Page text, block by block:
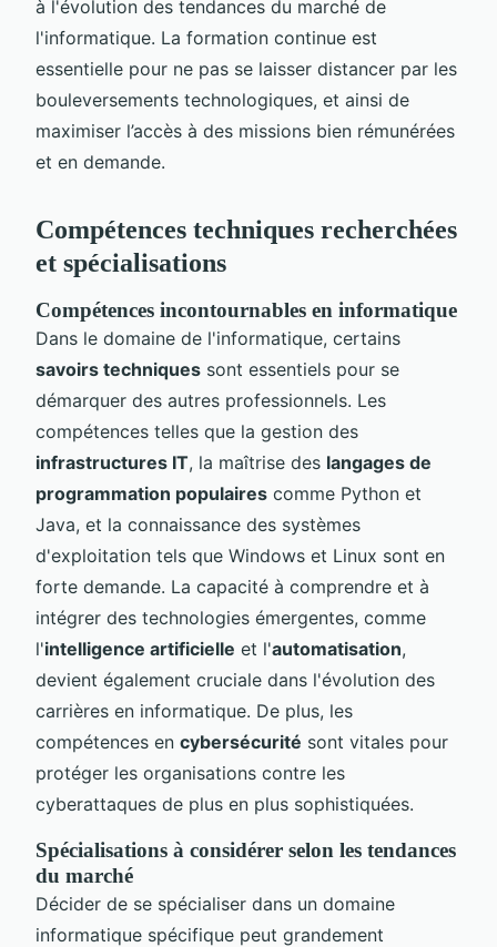
à l'évolution des tendances du marché de
l'informatique. La formation continue est
essentielle pour ne pas se laisser distancer par les
bouleversements technologiques, et ainsi de
maximiser l’accès à des missions bien rémunérées
et en demande.
Compétences techniques recherchées
et spécialisations
Compétences incontournables en informatique
Dans le domaine de l'informatique, certains
savoirs techniques sont essentiels pour se
démarquer des autres professionnels. Les
compétences telles que la gestion des
infrastructures IT, la maîtrise des langages de
programmation populaires comme Python et
Java, et la connaissance des systèmes
d'exploitation tels que Windows et Linux sont en
forte demande. La capacité à comprendre et à
intégrer des technologies émergentes, comme
l'intelligence artificielle et l'automatisation,
devient également cruciale dans l'évolution des
carrières en informatique. De plus, les
compétences en cybersécurité sont vitales pour
protéger les organisations contre les
cyberattaques de plus en plus sophistiquées.
Spécialisations à considérer selon les tendances
du marché
Décider de se spécialiser dans un domaine
informatique spécifique peut grandement